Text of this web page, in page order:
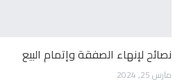
نصائح لإنهاء الصفقة وإتمام البيع
مارس 25, 2024